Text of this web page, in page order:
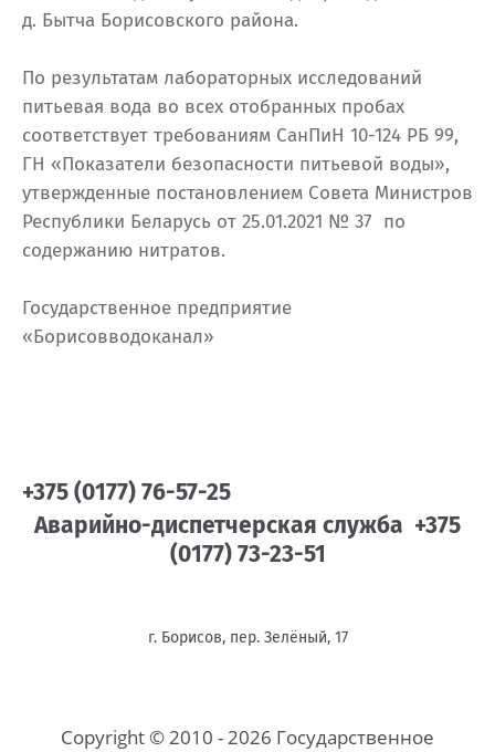
д. Бытча Борисовского района.
По результатам лабораторных исследований
питьевая вода во всех отобранных пробах
соответствует требованиям СанПиН 10-124 РБ 99,
ГН «Показатели безопасности питьевой воды»,
утвержденные постановлением Совета Министров
Республики Беларусь от 25.01.2021 № 37 по
содержанию нитратов.
Государственное предприятие
«Борисовводоканал»
+375 (0177) 76-57-25
Аварийно-диспетчерская служба +375
(0177) 73-23-51
г. Борисов, пер. Зелёный, 17
Copyright © 2010 - 2026 Государственное